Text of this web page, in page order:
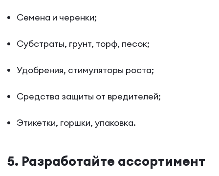
Семена и черенки;
Субстраты, грунт, торф, песок;
Удобрения, стимуляторы роста;
Средства защиты от вредителей;
Этикетки, горшки, упаковка.
5. Разработайте ассортимент